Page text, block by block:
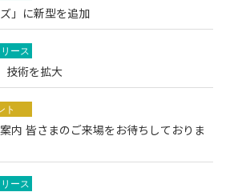
」に新型を追加
技術を拡大
内 皆さまのご来場をお待ちしておりま